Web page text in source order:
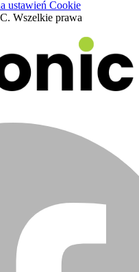
ustawień Cookie
Wszelkie prawa